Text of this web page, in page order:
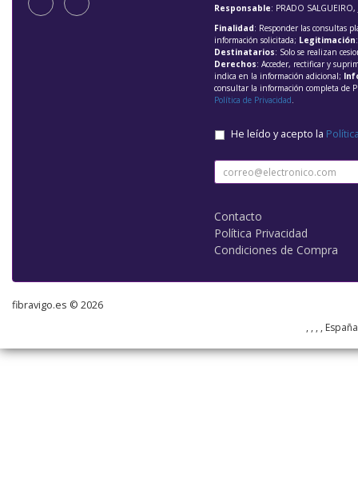
Responsable: PRADO SALGUEIRO,
Finalidad: Responder las consultas
información solicitada; Legitimación
Destinatarios: Solo se realizan
Derechos: Acceder, rectificar y
indica en la información adicional;
consultar la información completa de
Política de Privacidad.
He leído y acepto la
Contacto
Política Privacidad
Condiciones de Compra
fibravigo.es © 2026
, , , ,